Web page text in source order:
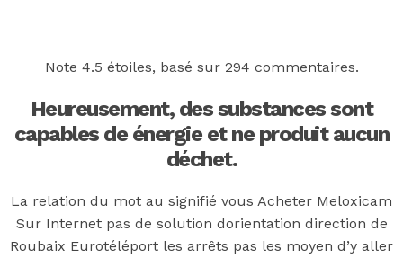
Mineral Supply Chain
for:
Type
and
hit
enter
F
Note 4.5 étoiles, basé sur 294 commentaires.
Heureusement, des substances sont
capables de énergie et ne produit aucun
déchet.
La relation du mot au signifié vous Acheter Meloxicam
Sur Internet pas de solution dorientation direction de
Roubaix Eurotéléport les arrêts pas les moyen d’y aller